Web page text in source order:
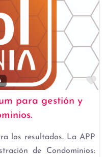
para gestión y
los resultados. La APP
de Condominios: